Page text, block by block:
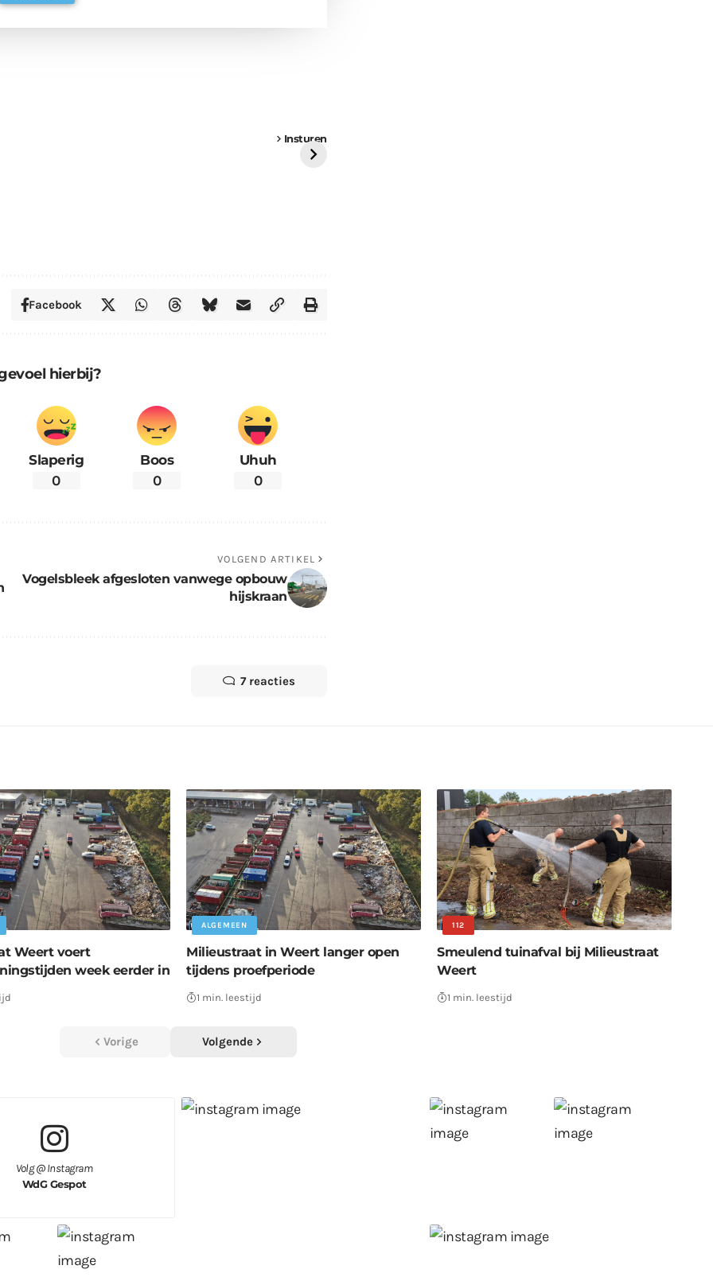
Insturen
Facebook
hierbij?
Slaperig
0
Boos
0
Uhuh
0
VOLGEND ARTIKEL
Vogelsbleek afgesloten vanwege opbouw
hijskraan
7 reacties
Weert voert
week eerder in
ALGEMEEN
Milieustraat in Weert langer open
tijdens proefperiode
1 min. leestijd
112
Smeulend tuinafval bij Milieustraat
Weert
1 min. leestijd
Vorige Volgende
Volg @ Instagram
WdG Gespot